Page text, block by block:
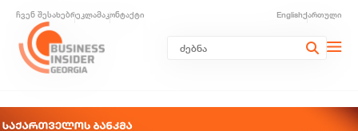
ჩვენ შესახებრეკლამაკონტაქტი Englishქართული